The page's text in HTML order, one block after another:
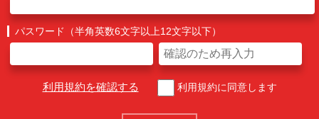
パスワード（半角英数6文字以上12文字以下）
利用規約を確認する 利用規約に同意します